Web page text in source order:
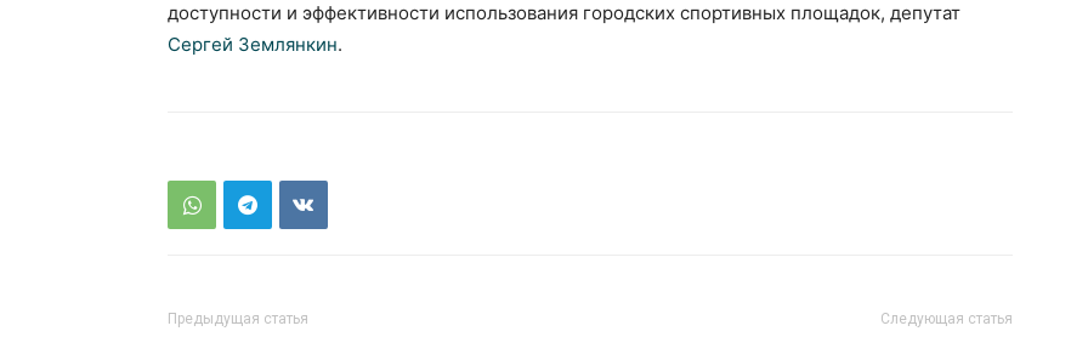
доступности и эффективности использования городских спортивных площадок, депутат
Сергей Землянкин.
Предыдущая статья Следующая статья